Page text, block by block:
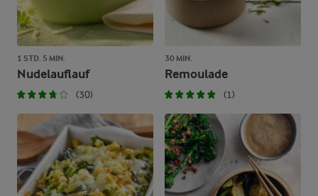
1 STD. 5 MIN.
Nudelauflauf
(30)
30 MIN.
Remoulade
(1)